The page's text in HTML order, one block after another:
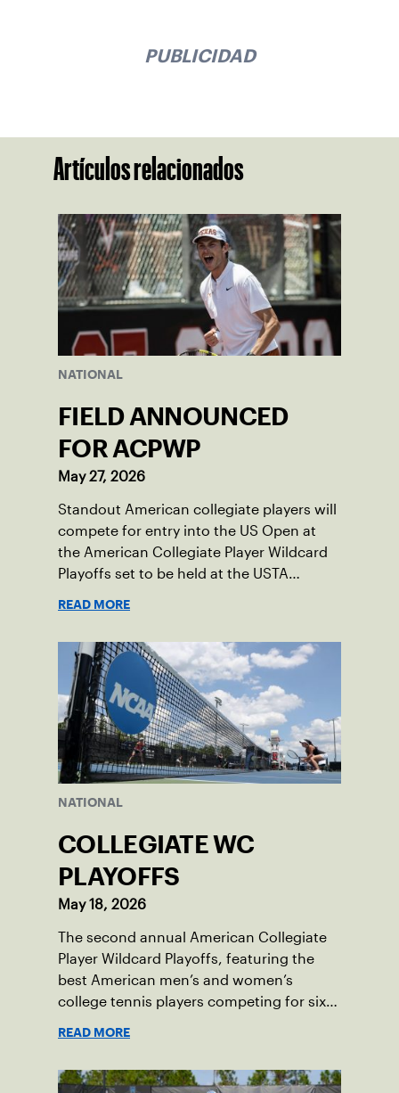
PUBLICIDAD
Artículos relacionados
NATIONAL
FIELD ANNOUNCED
FOR ACPWP
May 27, 2026
Standout American collegiate players will
compete for entry into the US Open at
the American Collegiate Player Wildcard
Playoffs set to be held at the USTA
READ MORE
NATIONAL
COLLEGIATE WC
PLAYOFFS
May 18, 2026
The second annual American Collegiate
Player Wildcard Playoffs, featuring the
best American men’s and women’s
college tennis players competing for six
READ MORE